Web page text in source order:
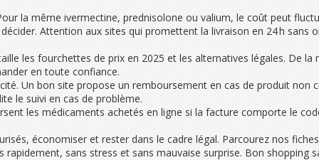
la même ivermectine, prednisolone ou valium, le coût peut
Attention aux sites qui promettent la livraison en 24 h sans
les fourchettes de prix en 2025 et les alternatives légales. De la
en toute confiance.
Un bon site propose un remboursement en cas de produit non
le suivi en cas de problème.
les médicaments achetés en ligne si la facture comporte le
économiser et rester dans le cadre légal. Parcourez nos
sans stress et sans mauvaise surprise. Bon shopping